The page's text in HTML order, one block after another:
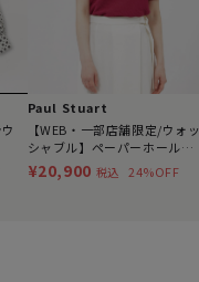
Paul Stuart
【WEB・一部店舗限定/ウォッ
シャブル】ペーパーホールガ
ーメント プルオーバー
¥20,900 税込 24%OFF